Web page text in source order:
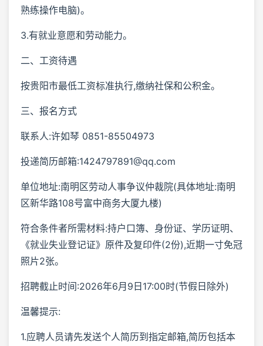
熟练操作电脑)。
3.有就业意愿和劳动能力。
二、工资待遇
按贵阳市最低工资标准执行,缴纳社保和公积金。
三、报名方式
联系人:许如琴 0851-85504973
投递简历邮箱:1424797891@qq.com
单位地址:南明区劳动人事争议仲裁院(具体地址:南明
区新华路108号富中商务大厦九楼)
符合条件者所需材料:持户口簿、身份证、学历证明、
《就业失业登记证》原件及复印件(2份),近期一寸免冠
照片2张。
招聘截止时间:2026年6月9日17:00时(节假日除外)
温馨提示:
1.应聘人员请先发送个人简历到指定邮箱,简历包括本